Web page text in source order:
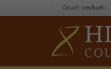
Couch wechseln